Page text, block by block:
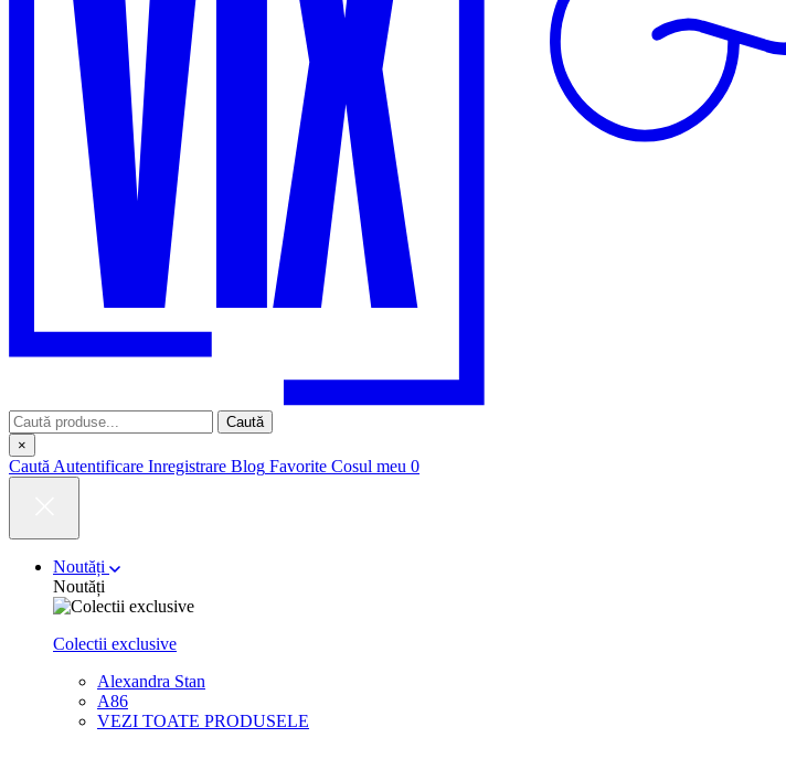
Caută
×
CautăAutentificare Inregistrare Blog Favorite Cosul meu 0
Noutăți
Noutăți
Colectii exclusive
Alexandra Stan
A86
VEZI TOATE PRODUSELE